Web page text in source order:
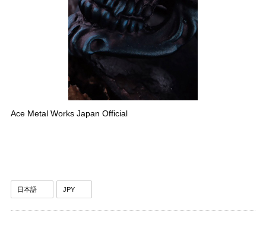
Ace Metal Works Japan Official